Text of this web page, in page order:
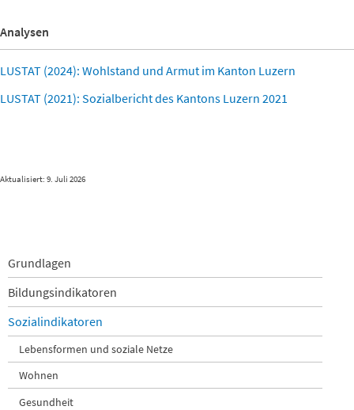
Analysen
LUSTAT (2024): Wohlstand und Armut im Kanton Luzern
LUSTAT (2021): Sozialbericht des Kantons Luzern 2021
Aktualisiert: 9. Juli 2026
Navigation
überspringen
Grundlagen
Bildungsindikatoren
Sozialindikatoren
Lebensformen und soziale Netze
Wohnen
Gesundheit